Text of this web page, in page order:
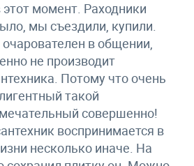
момент. Раходники
мы съездили, купили.
в общении,
не производит
Потому что очень
такой
совершенно!
воспринимается в
несколько иначе. На